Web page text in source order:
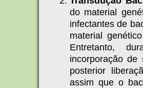
do material
infectantes de
material
Entretanto,
incorporação
posterior
assim que o